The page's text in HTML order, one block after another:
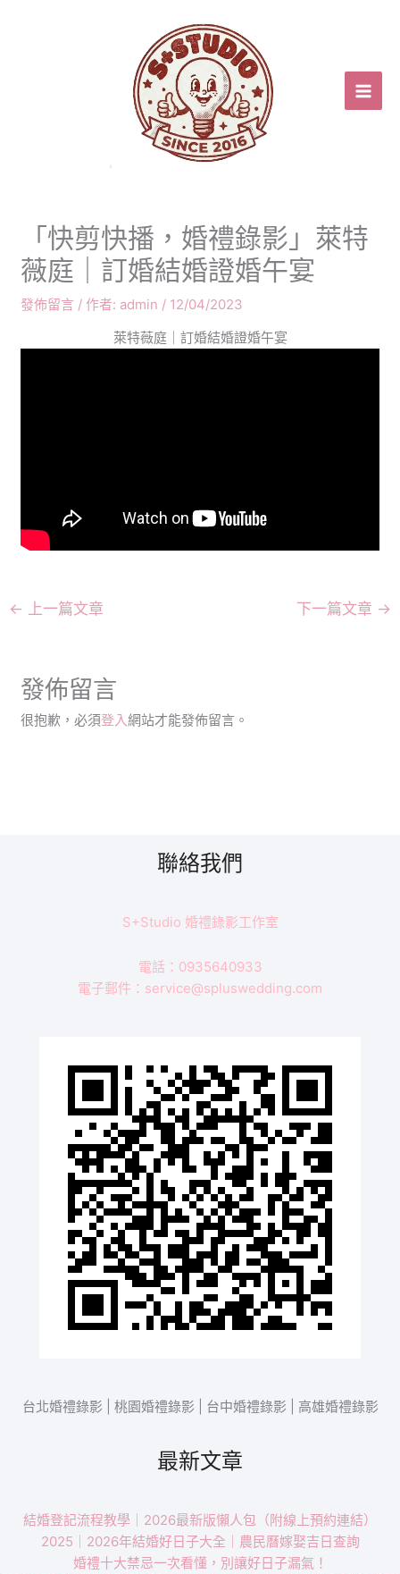
「快剪快播，婚禮錄影」萊特
薇庭｜訂婚結婚證婚午宴
發佈留言 / 作者: admin / 12/04/2023
萊特薇庭｜訂婚結婚證婚午宴
← 上一篇文章 下一篇文章 →
發佈留言
很抱歉，必須登入網站才能發佈留言。
聯絡我們
S+Studio 婚禮錄影工作室
電話：0935640933
電子郵件：service@spluswedding.com
台北婚禮錄影 | 桃園婚禮錄影 | 台中婚禮錄影 | 高雄婚禮錄影
最新文章
結婚登記流程教學｜2026最新版懶人包（附線上預約連結）
2025｜2026年結婚好日子大全｜農民曆嫁娶吉日查詢
婚禮十大禁忌一次看懂，別讓好日子漏氣！